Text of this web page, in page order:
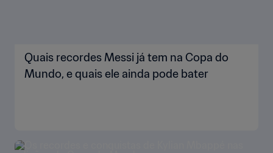
Quais recordes Messi já tem na Copa do
Mundo, e quais ele ainda pode bater